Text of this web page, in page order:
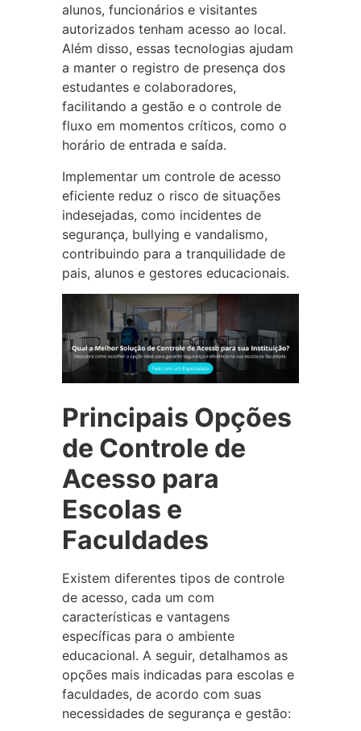
alunos, funcionários e visitantes
autorizados tenham acesso ao local.
Além disso, essas tecnologias ajudam
a manter o registro de presença dos
estudantes e colaboradores,
facilitando a gestão e o controle de
fluxo em momentos críticos, como o
horário de entrada e saída.
Implementar um controle de acesso
eficiente reduz o risco de situações
indesejadas, como incidentes de
segurança, bullying e vandalismo,
contribuindo para a tranquilidade de
pais, alunos e gestores educacionais.
Principais Opções
de Controle de
Acesso para
Escolas e
Faculdades
Existem diferentes tipos de controle
de acesso, cada um com
características e vantagens
específicas para o ambiente
educacional. A seguir, detalhamos as
opções mais indicadas para escolas e
faculdades, de acordo com suas
necessidades de segurança e gestão: